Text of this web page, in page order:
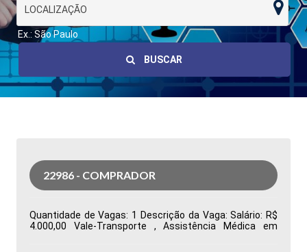
Ex.: São Paulo
BUSCAR
22986 - COMPRADOR
Quantidade de Vagas: 1 Descrição da Vaga: Salário: R$
4.000,00 Vale-Transporte , Assistência Médica em